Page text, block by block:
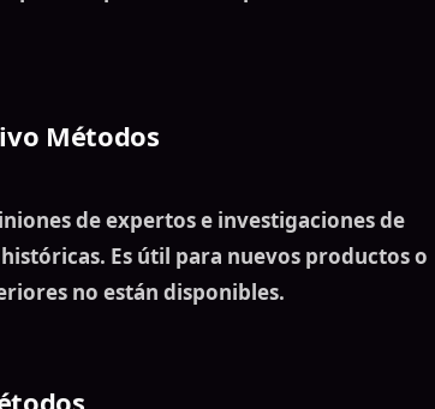
Métodos
de expertos e investigaciones de
. Es útil para nuevos productos o
no están disponibles.